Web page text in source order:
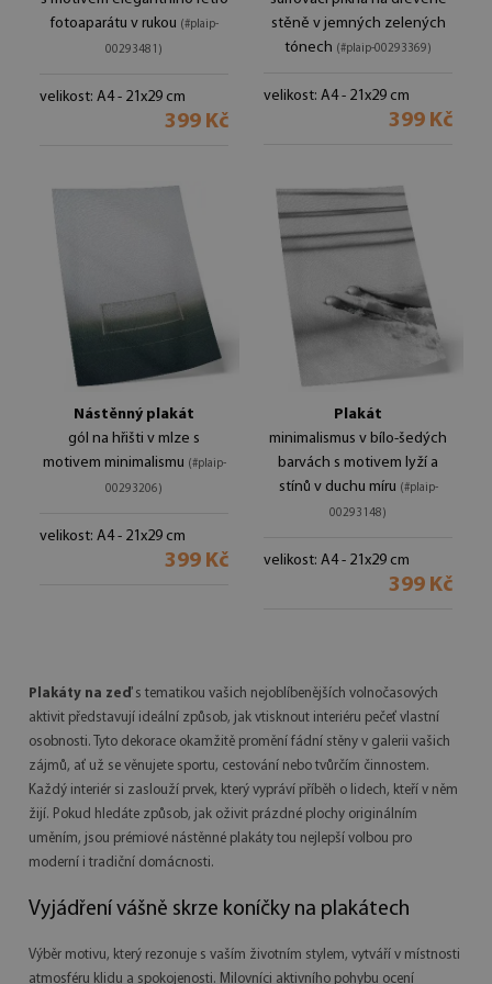
fotoaparátu v rukou (#plaip-
00293481)
velikost: A4 - 21x29 cm
399 Kč
stěně v jemných zelených
tónech (#plaip-00293369)
velikost: A4 - 21x29 cm
399 Kč
Nástěnný plakát
gól na hřišti v mlze s
motivem minimalismu (#plaip-
00293206)
velikost: A4 - 21x29 cm
399 Kč
Plakát
minimalismus v bílo-šedých
barvách s motivem lyží a
stínů v duchu míru (#plaip-
00293148)
velikost: A4 - 21x29 cm
399 Kč
Plakáty na zeďs tematikou vašich nejoblíbenějších volnočasových
aktivit představují ideální způsob, jak vtisknout interiéru pečeť vlastní
osobnosti. Tyto dekorace okamžitě promění fádní stěny v galerii vašich
zájmů, ať už se věnujete sportu, cestování nebo tvůrčím činnostem.
Každý interiér si zaslouží prvek, který vypráví příběh o lidech, kteří v něm
žijí. Pokud hledáte způsob, jak oživit prázdné plochy originálním
uměním, jsou prémiové nástěnné plakáty tou nejlepší volbou pro
moderní i tradiční domácnosti.
Vyjádření vášně skrze koníčky na plakátech
Výběr motivu, který rezonuje s vaším životním stylem, vytváří v místnosti
atmosféru klidu a spokojenosti. Milovníci aktivního pohybu ocení